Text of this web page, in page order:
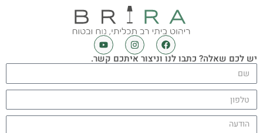
יש לכם שאלה? כתבו לנו וניצור איתכם קשר.